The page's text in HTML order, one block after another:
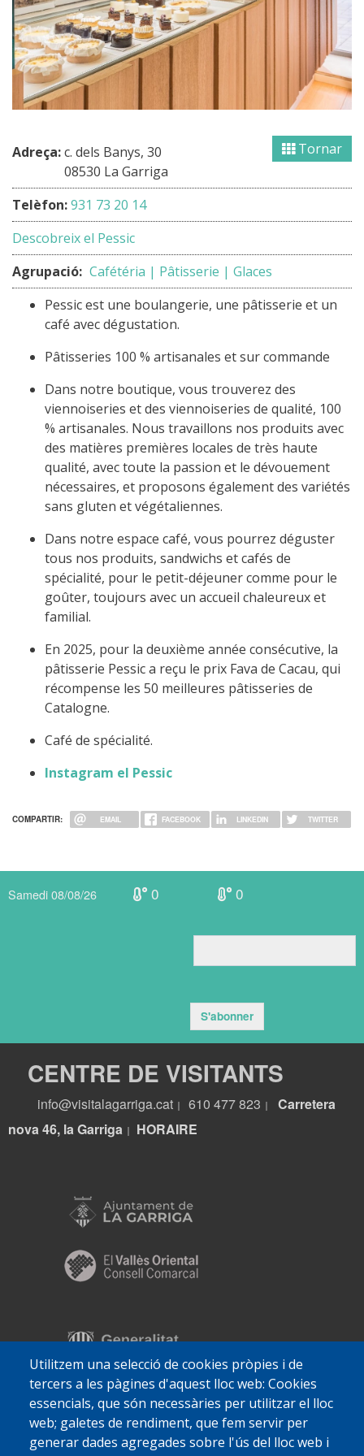
Tornar
Adreça:c. dels Banys, 30
08530 La Garriga
Telèfon:931 73 20 14
Descobreix el Pessic
Agrupació: Cafétéria | Pâtisserie | Glaces
Pessic est une boulangerie, une pâtisserie et un
café avec dégustation.
Pâtisseries 100 % artisanales et sur commande
Dans notre boutique, vous trouverez des
viennoiseries et des viennoiseries de qualité, 100
% artisanales. Nous travaillons nos produits avec
des matières premières locales de très haute
qualité, avec toute la passion et le dévouement
nécessaires, et proposons également des variétés
sans gluten et végétaliennes.
Dans notre espace café, vous pourrez déguster
tous nos produits, sandwichs et cafés de
spécialité, pour le petit-déjeuner comme pour le
goûter, toujours avec un accueil chaleureux et
familial.
En 2025, pour la deuxième année consécutive, la
pâtisserie Pessic a reçu le prix Fava de Cacau, qui
récompense les 50 meilleures pâtisseries de
Catalogne.
Café de spécialité.
Instagram el Pessic
COMPARTIR: EMAIL FACEBOOK LINKEDIN TWITTER
Utilitzem una selecció de cookies pròpies i de
tercers a les pàgines d'aquest lloc web: Cookies
essencials, que són necessàries per utilitzar el lloc
web; galetes de rendiment, que fem servir per
generar dades agregades sobre l'ús del lloc web i
Samedi 08/08/26 0 0
S'abonner
CENTRE DE VISITANTS
info@visitalagarriga.cat 610 477 823
Carretera
nova 46, la Garriga
HORAIRE